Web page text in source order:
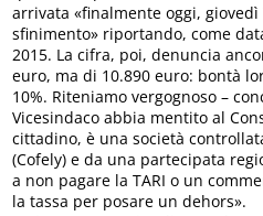
arrivata «finalmente oggi,
sfinimento» riportando, come
2015. La cifra, poi, denuncia
euro, ma di 10.890 euro: bontà
10%. Riteniamo vergognoso –
Vicesindaco abbia mentito al
cittadino, è una società
(Cofely) e da una partecipata
a non pagare la TARI o un
la tassa per posare un dehors».